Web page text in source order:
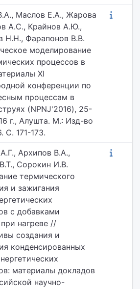
Маслов Е.А., Жарова
А.С., Крайнов А.Ю.,
Н.Н., Фарапонов В.В.
моделирование
процессов в
XI
конференции по
процессам в
(NPNJ'2016), 25-
г., Алушта. М.: Изд-во
С. 171-173.
Архипов В.А.,
Сорокин И.В.
термического
и зажигания
с добавками
нагреве //
создания и
конденсированных
материалы докладов
научно-